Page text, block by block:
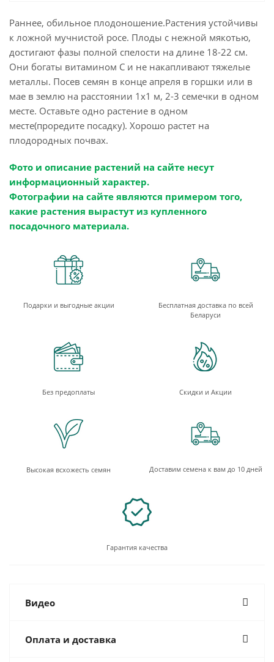
Раннее, обильное плодоношение.Растения устойчивы
к ложной мучнистой росе. Плоды с нежной мякотью,
достигают фазы полной спелости на длине 18-22 см.
Они богаты витамином С и не накапливают тяжелые
металлы. Посев семян в конце апреля в горшки или в
мае в землю на расстоянии 1x1 м, 2-3 семечки в одном
месте. Оставьте одно растение в одном
месте(проредите посадку). Хорошо растет на
плодородных почвах.
Фото и описание растений на сайте несут
информационный характер.
Фотографии на сайте являются примером того,
какие растения вырастут из купленного
посадочного материала.
Подарки и выгодные акции
Бесплатная доставка по всей
Беларуси
Без предоплаты Скидки и Акции
Высокая всхожесть семян Доставим семена к вам до 10 дней
Гарантия качества
Видео
Оплата и доставка